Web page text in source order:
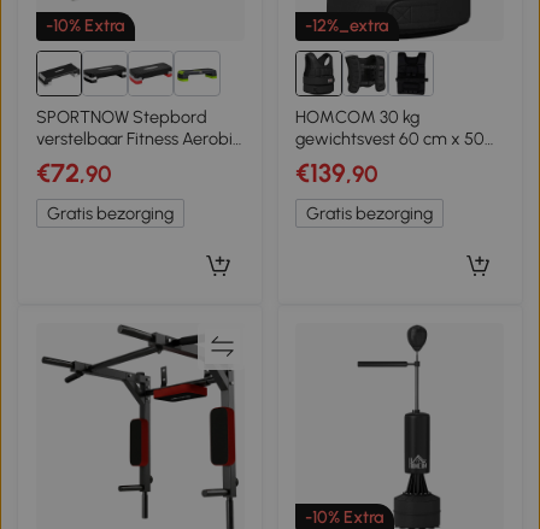
-10% Extra
1+
SPORTNOW Stepbord
verstelbaar Fitness Aerobic
Stepper met 3 hoogtes
(15/20/25 cm), Antislipmat
Zwart+Grijs
€72,90
Gratis bezorging
-12%_extra
HOMCOM 30 kg
gewichtsvest 60 cm x 50
cm x 17 cm
€139,90
Gratis bezorging
-10% Extra